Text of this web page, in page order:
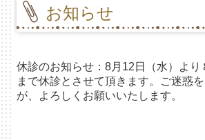
よくある質問
お知らせ
休診のお知らせ：8月12日（水）より
まで休診とさせて頂きます。ご迷惑
が、よろしくお願いいたします。